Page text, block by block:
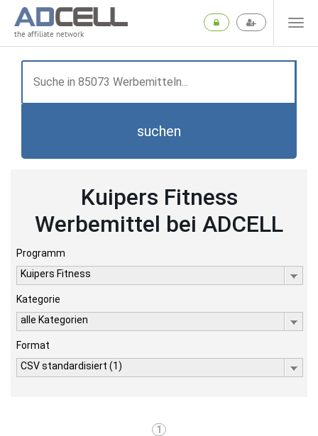
the affiliate network
suchen
Kuipers Fitness
Werbemittel bei ADCELL
Programm
Kuipers Fitness
Kategorie
alle Kategorien
Format
CSV standardisiert (1)
1